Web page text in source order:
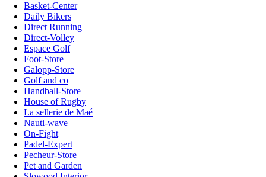
Basket-Center
Daily Bikers
Direct Running
Direct-Volley
Espace Golf
Foot-Store
Galopp-Store
Golf and co
Handball-Store
House of Rugby
La sellerie de Maé
Nauti-wave
On-Fight
Padel-Expert
Pecheur-Store
Pet and Garden